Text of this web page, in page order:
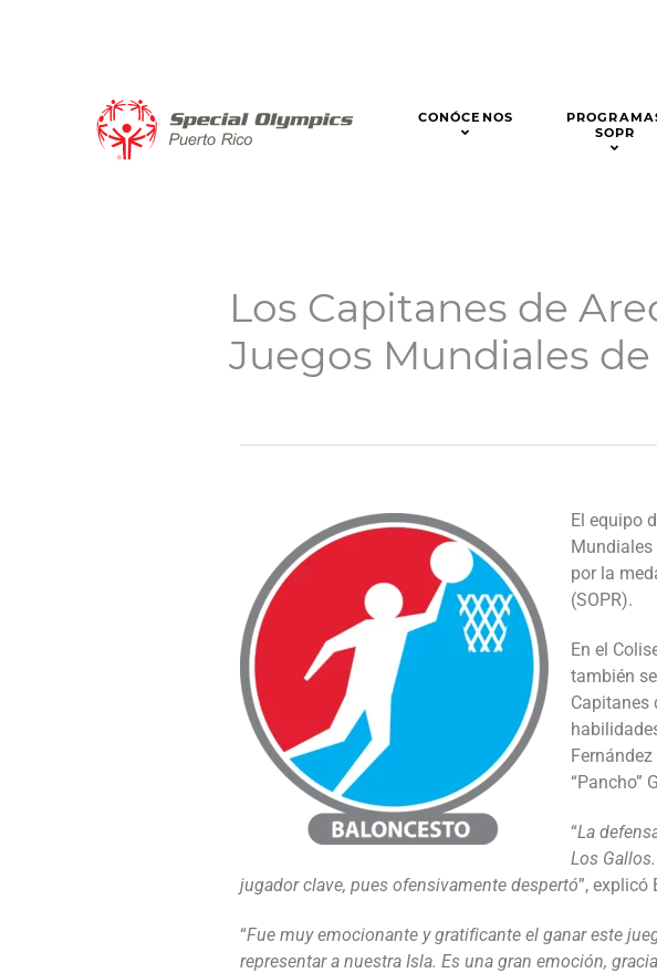
CONÓCENOS
SOPR
Los Capitanes de
Juegos Mundiales
El equipo
por la
(SOPR).
En el
también
Capitanes
“Pancho”
“La
Los
jugador clave, pues ofensivamente despertó”, explicó
“Fue muy emocionante y gratificante el ganar este
representar a nuestra Isla. Es una gran emoción,